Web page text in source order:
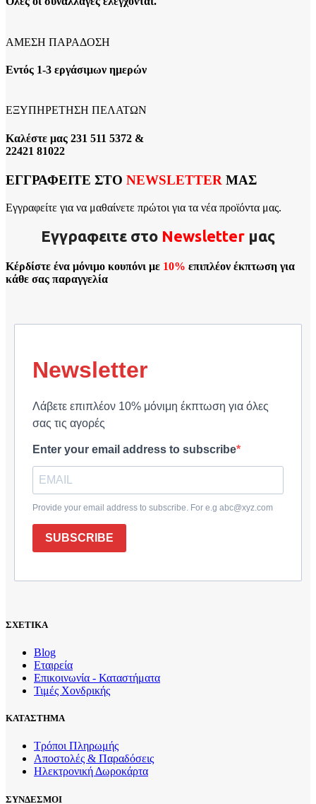
ΑΜΕΣΗ ΠΑΡΑΔΟΣΗ
Εντός 1-3 εργάσιμων ημερών
ΕΞΥΠΗΡΕΤΗΣΗ ΠΕΛΑΤΩΝ
Καλέστε μας 231 511 5372 &
22421 81022
ΕΓΓΡΑΦΕΙΤΕ ΣΤΟ NEWSLETTER ΜΑΣ
Εγγραφείτε για να μαθαίνετε πρώτοι για τα νέα προϊόντα μας.
Εγγραφειτε στο Νewsletter μας
Κέρδίστε ένα μόνιμο κουπόνι με 10% επιπλέον έκπτωση για
κάθε σας παραγγελία
Newsletter
Λάβετε επιπλέον 10% μόνιμη έκπτωση για όλες
σας τις αγορές
Enter your email address to subscribe
Provide your email address to subscribe. For e.g abc@xyz.com
SUBSCRIBE
ΣΧΕΤΙΚΑ
Blog
Εταιρεία
Επικοινωνία - Καταστήματα
Τιμές Χονδρικής
ΚΑΤΑΣΤΗΜΑ
Τρόποι Πληρωμής
Αποστολές & Παραδόσεις
Ηλεκτρονική Δωροκάρτα
ΣΥΝΔΕΣΜΟΙ